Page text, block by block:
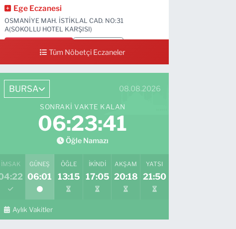
Ege Eczanesi
OSMANİYE MAH. İSTİKLAL CAD. NO:31
A(SOKOLLU HOTEL KARŞISI)
Tüm Nöbetçi Eczaneler
BURSA 08.08.2026
SONRAKI VAKTE KALAN
06:23:40
Öğle Namazı
İMSAK GÜNEŞ
06:01
ÖĞLE
13:15
İKINDI
17:05
AKŞAM
20:18
YATSI
21:50
Aylık Vakitler